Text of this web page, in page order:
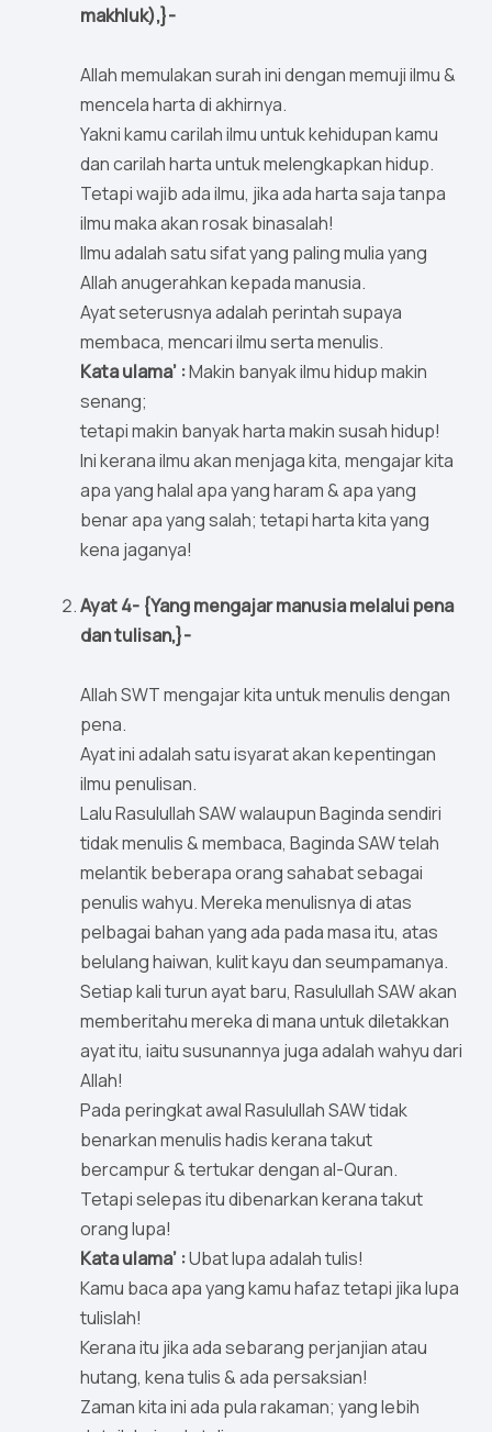
makhluk),}-
Allah memulakan surah ini dengan memuji ilmu &
mencela harta di akhirnya.
Yakni kamu carilah ilmu untuk kehidupan kamu
dan carilah harta untuk melengkapkan hidup.
Tetapi wajib ada ilmu, jika ada harta saja tanpa
ilmu maka akan rosak binasalah!
Ilmu adalah satu sifat yang paling mulia yang
Allah anugerahkan kepada manusia.
Ayat seterusnya adalah perintah supaya
membaca, mencari ilmu serta menulis.
Kata ulama’ :Makin banyak ilmu hidup makin
senang;
tetapi makin banyak harta makin susah hidup!
Ini kerana ilmu akan menjaga kita, mengajar kita
apa yang halal apa yang haram & apa yang
benar apa yang salah; tetapi harta kita yang
kena jaganya!
Ayat 4- {Yang mengajar manusia melalui pena
dan tulisan,}-
Allah SWT mengajar kita untuk menulis dengan
pena.
Ayat ini adalah satu isyarat akan kepentingan
ilmu penulisan.
Lalu Rasulullah SAW walaupun Baginda sendiri
tidak menulis & membaca, Baginda SAW telah
melantik beberapa orang sahabat sebagai
penulis wahyu. Mereka menulisnya di atas
pelbagai bahan yang ada pada masa itu, atas
belulang haiwan, kulit kayu dan seumpamanya.
Setiap kali turun ayat baru, Rasulullah SAW akan
memberitahu mereka di mana untuk diletakkan
ayat itu, iaitu susunannya juga adalah wahyu dari
Allah!
Pada peringkat awal Rasulullah SAW tidak
benarkan menulis hadis kerana takut
bercampur & tertukar dengan al-Quran.
Tetapi selepas itu dibenarkan kerana takut
orang lupa!
Kata ulama’ :Ubat lupa adalah tulis!
Kamu baca apa yang kamu hafaz tetapi jika lupa
tulislah!
Kerana itu jika ada sebarang perjanjian atau
hutang, kena tulis & ada persaksian!
Zaman kita ini ada pula rakaman; yang lebih